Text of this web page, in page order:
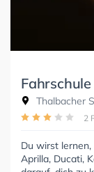
Thalbacher
2
Du wirst
Aprilla, Ducati,